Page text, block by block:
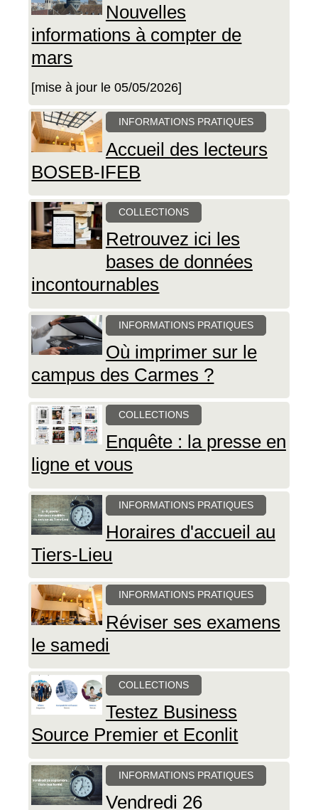
Nouvelles
informations à compter de
mars
[mise à jour le 05/05/2026]
INFORMATIONS PRATIQUES
Accueil des lecteurs
BOSEB-IFEB
COLLECTIONS
Retrouvez ici les
bases de données
incontournables
INFORMATIONS PRATIQUES
Où imprimer sur le
campus des Carmes ?
COLLECTIONS
Enquête : la presse en
ligne et vous
INFORMATIONS PRATIQUES
Horaires d'accueil au
Tiers-Lieu
INFORMATIONS PRATIQUES
Réviser ses examens
le samedi
COLLECTIONS
Testez Business
Source Premier et Econlit
INFORMATIONS PRATIQUES
Vendredi 26